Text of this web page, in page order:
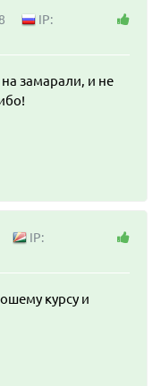
IP:
замарали, и не
IP:
курсу и